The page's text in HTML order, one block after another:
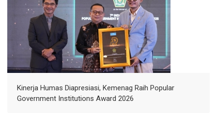
Kinerja Humas Diapresiasi, Kemenag Raih Popular
Government Institutions Award 2026